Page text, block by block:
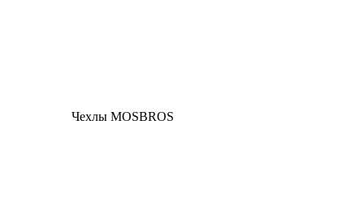
Чехлы MOSBROS